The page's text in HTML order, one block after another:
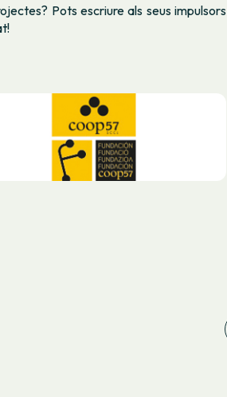
Pots escriure als seus impulsors